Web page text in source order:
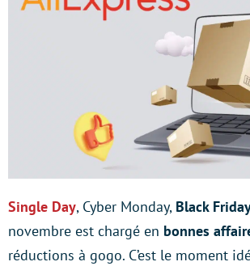
Single Day, Cyber Monday, Black
novembre est chargé en bonnes
réductions à gogo. C’est le moment